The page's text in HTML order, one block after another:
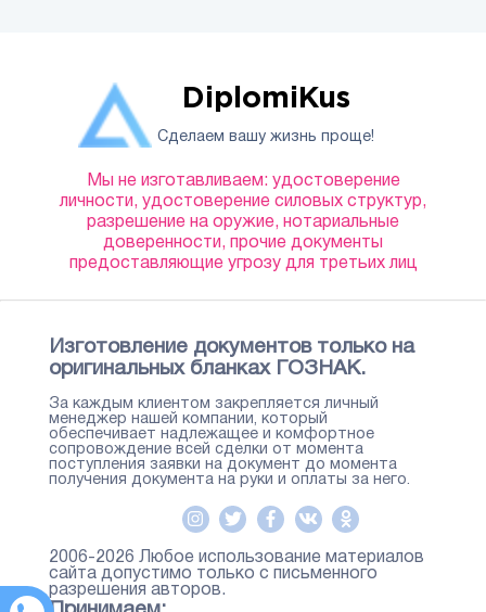
DiplomiKus
Сделаем вашу жизнь проще!
Мы не изготавливаем: удостоверение
личности, удостоверение силовых структур,
разрешение на оружие, нотариальные
доверенности, прочие документы
предоставляющие угрозу для третьих лиц
Изготовление документов только на
оригинальных бланках ГОЗНАК.
За каждым клиентом закрепляется личный
менеджер нашей компании, который
обеспечивает надлежащее и комфортное
сопровождение всей сделки от момента
поступления заявки на документ до момента
получения документа на руки и оплаты за него.
2006-2026 Любое использование материалов
сайта допустимо только с письменного
разрешения авторов.